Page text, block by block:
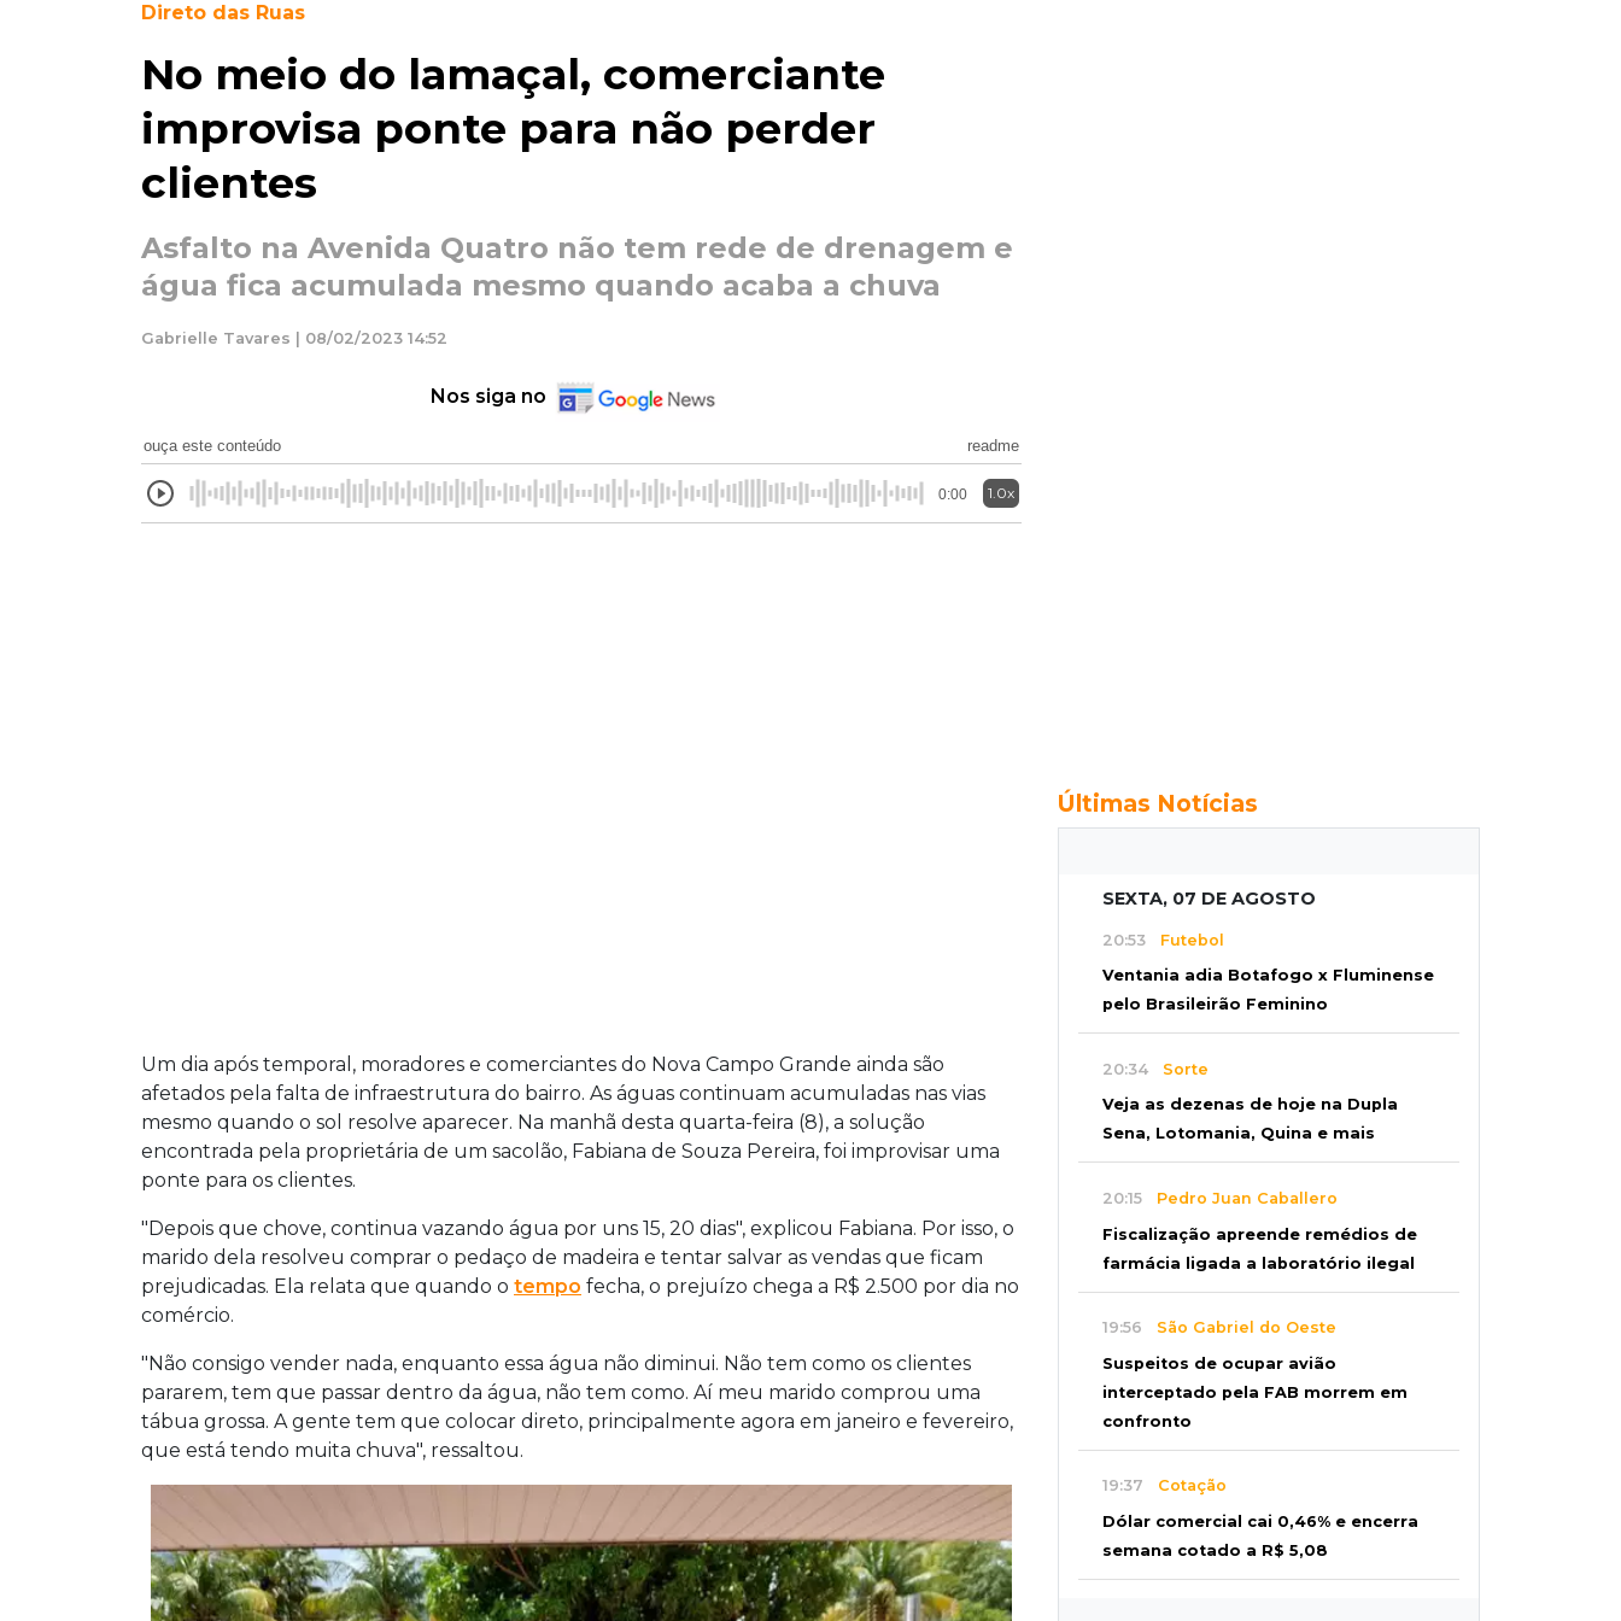
Direto das Ruas
No meio do lamaçal, comerciante
improvisa ponte para não perder
clientes
Asfalto na Avenida Quatro não tem rede de drenagem e
água fica acumulada mesmo quando acaba a chuva
Gabrielle Tavares | 08/02/2023 14:52
Nos siga no
ouça este conteúdo readme
0:00 1.0x
Um dia após temporal, moradores e comerciantes do Nova Campo Grande ainda são
afetados pela falta de infraestrutura do bairro. As águas continuam acumuladas nas vias
mesmo quando o sol resolve aparecer. Na manhã desta quarta-feira (8), a solução
encontrada pela proprietária de um sacolão, Fabiana de Souza Pereira, foi improvisar uma
ponte para os clientes.
"Depois que chove, continua vazando água por uns 15, 20 dias", explicou Fabiana. Por isso, o
marido dela resolveu comprar o pedaço de madeira e tentar salvar as vendas que ficam
prejudicadas. Ela relata que quando o tempo fecha, o prejuízo chega a R$ 2.500 por dia no
comércio.
"Não consigo vender nada, enquanto essa água não diminui. Não tem como os clientes
pararem, tem que passar dentro da água, não tem como. Aí meu marido comprou uma
tábua grossa. A gente tem que colocar direto, principalmente agora em janeiro e fevereiro,
que está tendo muita chuva", ressaltou.
Últimas Notícias
SEXTA, 07 DE AGOSTO
20:53 Futebol
Ventania adia Botafogo x Fluminense
pelo Brasileirão Feminino
20:34 Sorte
Veja as dezenas de hoje na Dupla
Sena, Lotomania, Quina e mais
20:15 Pedro Juan Caballero
Fiscalização apreende remédios de
farmácia ligada a laboratório ilegal
19:56 São Gabriel do Oeste
Suspeitos de ocupar avião
interceptado pela FAB morrem em
confronto
19:37 Cotação
Dólar comercial cai 0,46% e encerra
semana cotado a R$ 5,08